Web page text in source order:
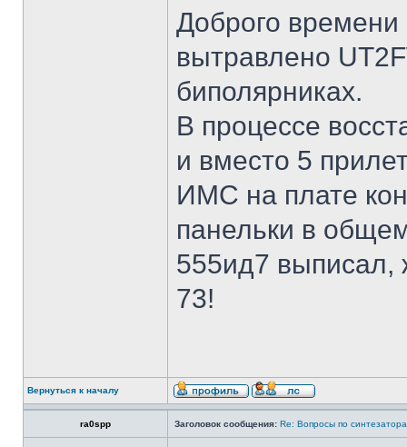
Доброго времени
вытравлено
биполярниках.
В процессе
и вместо 5
ИМС на плате
панельки в
555ид7 выписал,
73!
Вернуться к началу
ra0spp Заголовок сообщения: Re: Вопросы по